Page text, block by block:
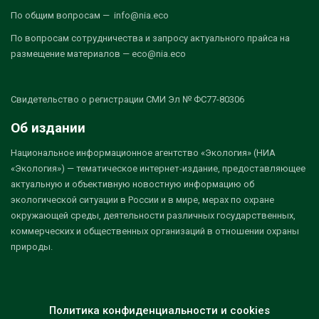
По общим вопросам — info@nia.eco
По вопросам сотрудничества и запросу актуального прайса на
размещение материалов — eco@nia.eco
Свидетельство о регистрации СМИ Эл № ФС77-80306
Об издании
Национальное информационное агентство «Экология» (НИА
«Экология») — тематическое интернет-издание, предоставляющее
актуальную и объективную новостную информацию об
экологической ситуации в России и в мире, мерах по охране
окружающей среды, деятельности различных государственных,
коммерческих и общественных организаций в отношении охраны
природы.
Политика конфиденциальности и cookies